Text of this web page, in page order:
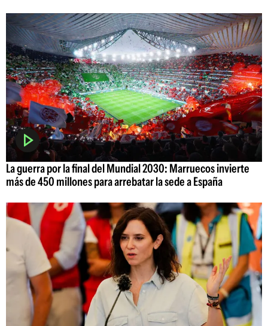
La guerra por la final del Mundial 2030: Marruecos invierte
más de 450 millones para arrebatar la sede a España